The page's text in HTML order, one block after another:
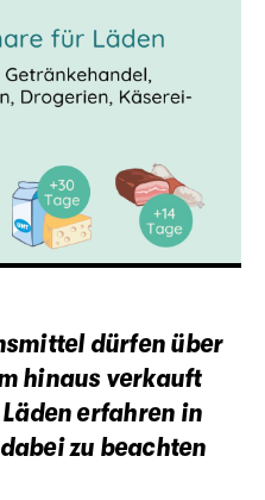
dürfen über
hinaus verkauft
erfahren in
zu beachten